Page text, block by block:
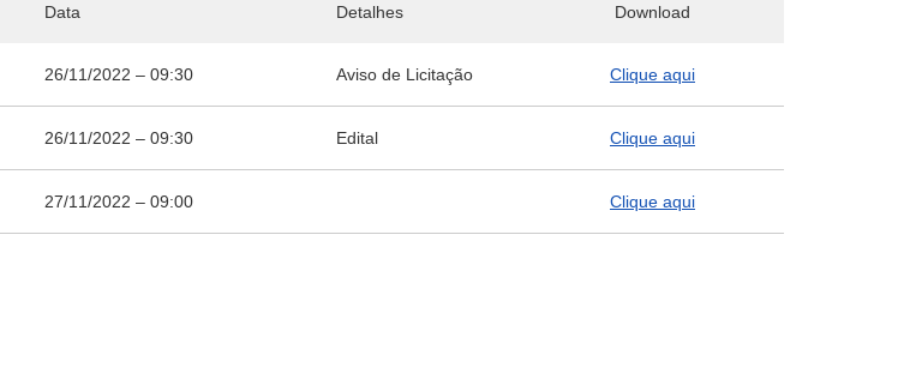
Data Detalhes Download
26/11/2022 – 09:30 Aviso de Licitação Clique aqui
26/11/2022 – 09:30 Edital Clique aqui
27/11/2022 – 09:00 Clique aqui